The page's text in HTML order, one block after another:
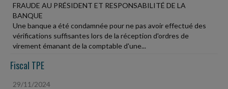
FRAUDE AU PRÉSIDENT ET RESPONSABILITÉ DE LA
BANQUE
Une banque a été condamnée pour ne pas avoir effectué des
vérifications suffisantes lors de la réception d'ordres de
virement émanant de la comptable d'une...
Fiscal TPE
29/11/2024